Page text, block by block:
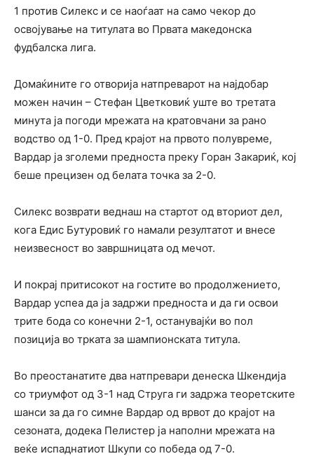
1 против Силекс и се наоѓаат на само чекор до
освојување на титулата во Првата македонска
фудбалска лига.
Домаќините го отворија натпреварот на најдобар
можен начин – Стефан Цветковиќ уште во третата
минута ја погоди мрежата на кратовчани за рано
водство од 1-0. Пред крајот на првото полувреме,
Вардар ја зголеми предноста преку Горан Закариќ, кој
беше прецизен од белата точка за 2-0.
Силекс возврати веднаш на стартот од вториот дел,
кога Едис Бутуровиќ го намали резултатот и внесе
неизвесност во завршницата од мечот.
И покрај притисокот на гостите во продолжението,
Вардар успеа да ја задржи предноста и да ги освои
трите бода со конечни 2-1, останувајќи во пол
позиција во трката за шампионската титула.
Во преостанатите два натпревари денеска Шкендија
со триумфот од 3-1 над Струга ги задржа теоретските
шанси за да го симне Вардар од врвот до крајот на
сезоната, додека Пелистер ја наполни мрежата на
веќе испаднатиот Шкупи со победа од 7-0.